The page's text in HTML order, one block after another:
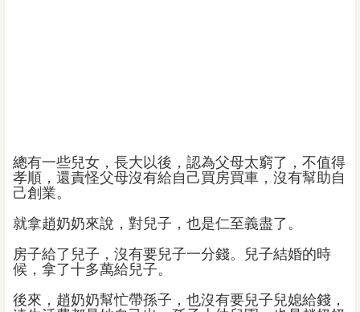
總有一些兒女，長大以後，認為父母太窮了，不值得
孝順，還責怪父母沒有給自己買房買車，沒有幫助自
己創業。
就拿趙奶奶來說，對兒子，也是仁至義盡了。
房子給了兒子，沒有要兒子一分錢。兒子結婚的時
候，拿了十多萬給兒子。
後來，趙奶奶幫忙帶孫子，也沒有要兒子兒媳給錢，